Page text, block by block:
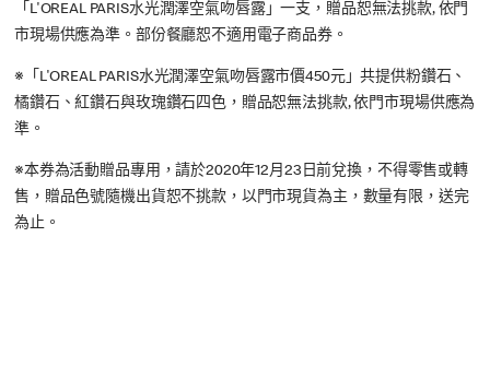
「L'OREAL PARIS水光潤澤空氣吻唇露」一支，贈品恕無法挑款, 依門
市現場供應為準。部份餐廳恕不適用電子商品券。
※「L'OREAL PARIS水光潤澤空氣吻唇露市價450元」共提供粉鑽石、
橘鑽石、紅鑽石與玫瑰鑽石四色，贈品恕無法挑款, 依門市現場供應為
準。
※本券為活動贈品專用，請於2020年12月23日前兌換，不得零售或轉
售，贈品色號隨機出貨恕不挑款，以門市現貨為主，數量有限，送完
為止。